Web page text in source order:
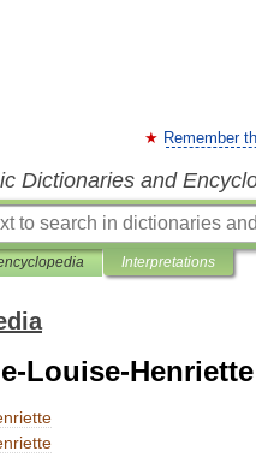
Remember
Dictionaries and
Interpretations
Louise-Henriette